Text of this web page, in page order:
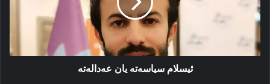
ئیسلام سیاسەته یان عەدالەته